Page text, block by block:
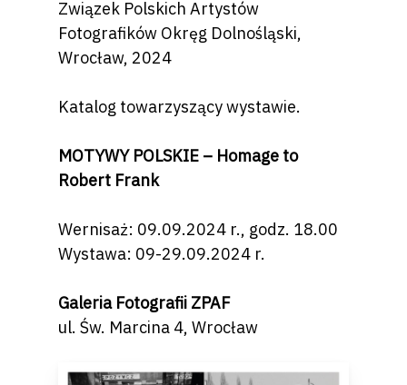
Związek Polskich Artystów
Fotografików Okręg Dolnośląski,
Wrocław, 2024
Katalog towarzyszący wystawie.
MOTYWY POLSKIE – Homage to
Robert Frank
Wernisaż: 09.09.2024 r., godz. 18.00
Wystawa: 09-29.09.2024 r.
Galeria Fotografii ZPAF
ul. Św. Marcina 4, Wrocław